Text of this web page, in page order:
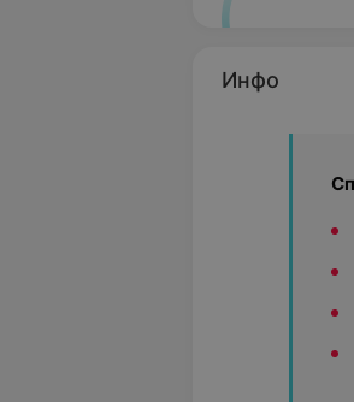
Инфо